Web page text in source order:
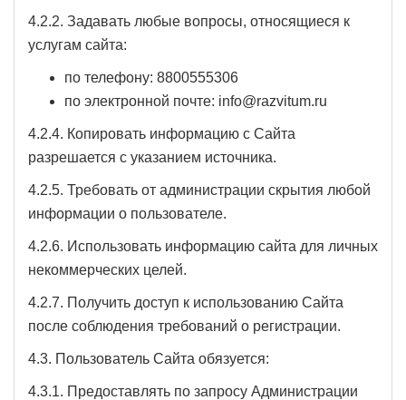
4.2.2. Задавать любые вопросы, относящиеся к
услугам сайта:
по телефону: 8800555306
по электронной почте: info@razvitum.ru
4.2.4. Копировать информацию с Сайта
разрешается с указанием источника.
4.2.5. Требовать от администрации скрытия любой
информации о пользователе.
4.2.6. Использовать информацию сайта для личных
некоммерческих целей.
4.2.7. Получить доступ к использованию Сайта
после соблюдения требований о регистрации.
4.3. Пользователь Сайта обязуется:
4.3.1. Предоставлять по запросу Администрации